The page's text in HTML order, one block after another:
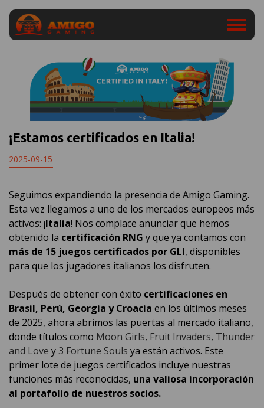
¡Estamos certificados en Italia!
2025-09-15
Seguimos expandiendo la presencia de Amigo Gaming.
Esta vez llegamos a uno de los mercados europeos más
activos: ¡Italia! Nos complace anunciar que hemos
obtenido la certificación RNG y que ya contamos con
más de 15 juegos certificados por GLI, disponibles
para que los jugadores italianos los disfruten.
Después de obtener con éxito certificaciones en
Brasil, Perú, Georgia y Croacia en los últimos meses
de 2025, ahora abrimos las puertas al mercado italiano,
donde títulos como Moon Girls, Fruit Invaders, Thunder
and Love y3 Fortune Souls ya están activos. Este
primer lote de juegos certificados incluye nuestras
funciones más reconocidas, una valiosa incorporación
al portafolio de nuestros socios.